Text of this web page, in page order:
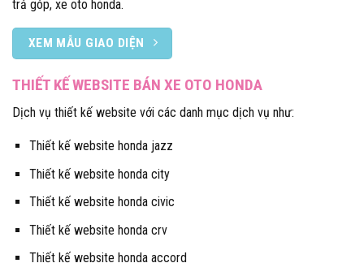
trả góp, xe oto honda.
XEM MẪU GIAO DIỆN
THIẾT KẾ WEBSITE BÁN XE OTO HONDA
Dịch vụ thiết kế website với các danh mục dịch vụ như:
Thiết kế website honda jazz
Thiết kế website honda city
Thiết kế website honda civic
Thiết kế website honda crv
Thiết kế website honda accord